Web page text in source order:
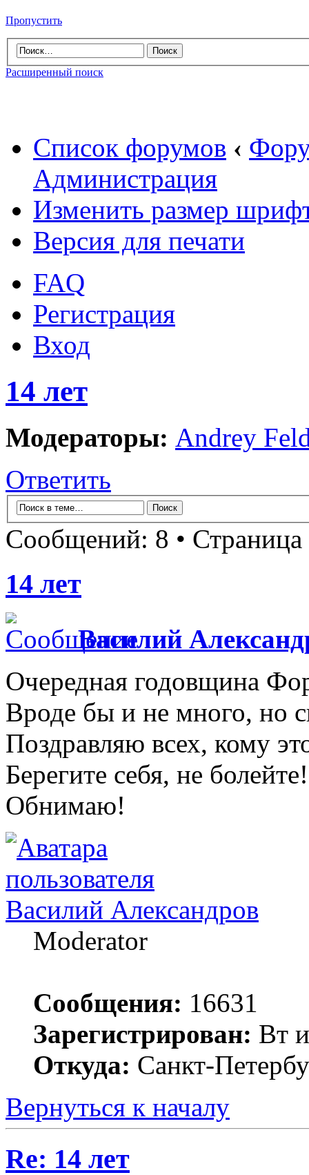
Пропустить
Расширенный поиск
Список форумов ‹
Администрация
Изменить размер
Версия для печати
FAQ
Регистрация
Вход
14 лет
Модераторы: Andrey
Ответить
Сообщений: 8 • Страница
14 лет
Василий
Очередная годовщина
Вроде бы и не много, но
Поздравляю всех, кому
Берегите себя, не болейте!
Обнимаю!
Василий Александров
Moderator
Сообщения: 16631
Зарегистрирован: Вт
Откуда: Санкт-
Вернуться к началу
Re: 14 лет